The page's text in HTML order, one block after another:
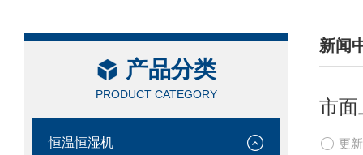
产品分类
PRODUCT CATEGORY
恒温恒湿机
新闻
/
市面
更